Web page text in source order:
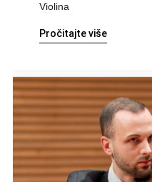
Violina
Pročitajte više